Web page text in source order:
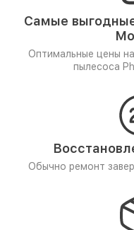
Самые
Оптимальные цены
пылесоса
Обычно ремонт